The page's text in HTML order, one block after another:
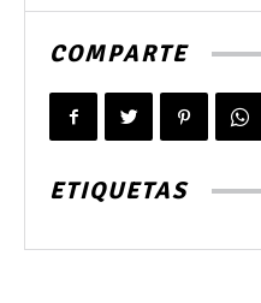
COMPARTE
ETIQUETAS